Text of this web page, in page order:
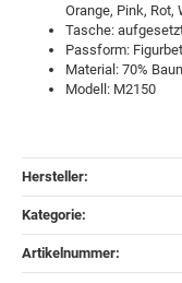
Orange, Pink, Rot,
Tasche:
Passform:
Material: 70%
Modell: M2150
Hersteller:
Kategorie:
Artikelnummer: